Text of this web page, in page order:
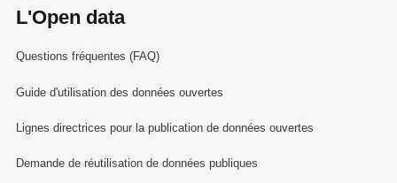
L'Open data
Questions fréquentes (FAQ)
Guide d'utilisation des données ouvertes
Lignes directrices pour la publication de données ouvertes
Demande de réutilisation de données publiques